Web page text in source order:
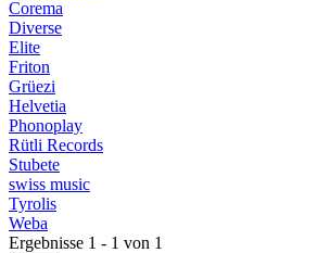
Corema
Diverse
Elite
Friton
Grüezi
Helvetia
Phonoplay
Rütli Records
Stubete
swiss music
Tyrolis
Weba
Ergebnisse 1 - 1 von 1